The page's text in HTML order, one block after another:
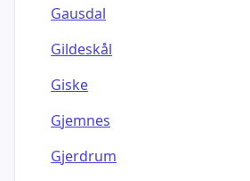
Gausdal
Gildeskål
Giske
Gjemnes
Gjerdrum